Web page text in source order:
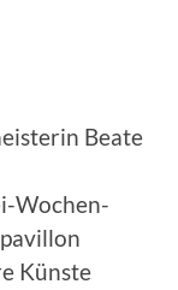
Beate
Wochen-
Künste